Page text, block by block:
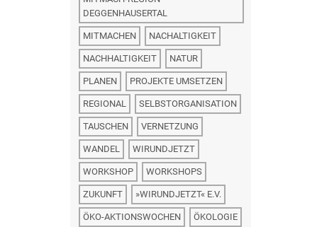
DEGGENHAUSERTAL
MITMACHEN NACHALTIGKEIT
NACHHALTIGKEIT NATUR
PLANEN PROJEKTE UMSETZEN
REGIONAL SELBSTORGANISATION
TAUSCHEN VERNETZUNG
WANDEL WIRUNDJETZT
WORKSHOP WORKSHOPS
ZUKUNFT »WIRUNDJETZT« E.V.
ÖKO-AKTIONSWOCHEN ÖKOLOGIE